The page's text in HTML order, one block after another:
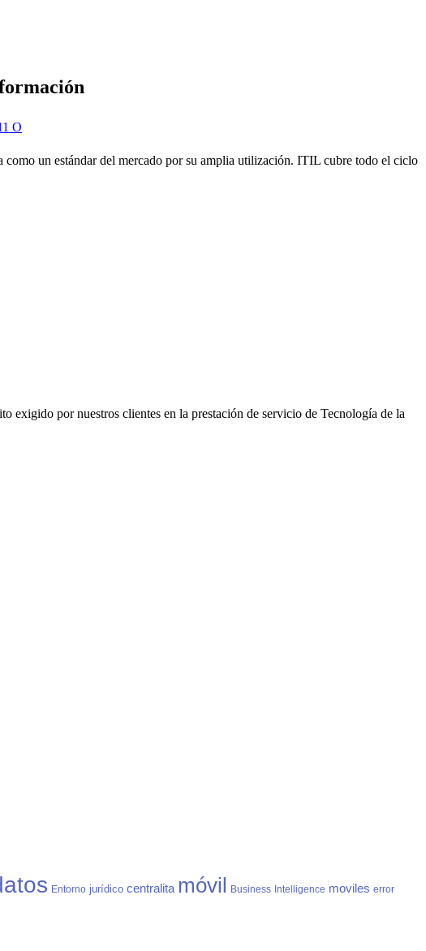
un estándar del mercado por su amplia utilización. ITIL cubre todo el ciclo
exigido por nuestros clientes en la prestación de servicio de Tecnología de la
Entorno jurídico centralita móvil Business Intelligence moviles error